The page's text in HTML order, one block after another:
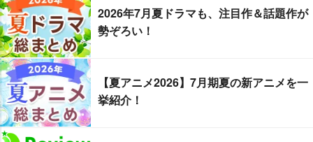
2026年7月夏ドラマも、注目作＆話題作が
勢ぞろい！
【夏アニメ2026】7月期夏の新アニメを一
挙紹介！